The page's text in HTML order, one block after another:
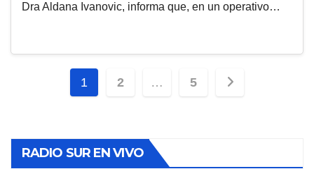
Dra Aldana Ivanovic, informa que, en un operativo…
Paginación
entradas
1 2 … 5
RADIO SUR EN VIVO